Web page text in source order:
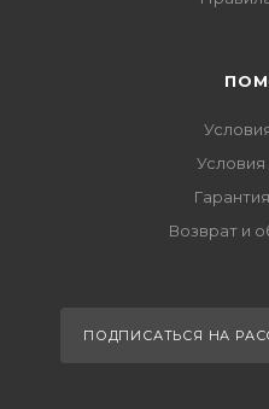
Условия
Возврат и
ПОДПИСАТЬСЯ НА